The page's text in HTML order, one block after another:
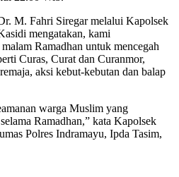
M. Fahri Siregar melalui Kapolsek
mengatakan, kami
Ramadhan untuk mencegah
Curas, Curat dan Curanmor,
aksi kebut-kebutan dan balap
warga Muslim yang
Ramadhan,” kata Kapolsek
Polres Indramayu, Ipda Tasim,